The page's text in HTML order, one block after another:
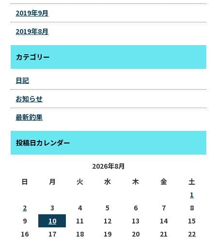
2019年9月
2019年8月
カテゴリー
日記
お知らせ
最新釣果
投稿日カレンダー
2026年8月
日
月 火 水 木 金
土
1
2
3 4 5 6 7
8
9
10 11 12 13 14
15
16
17 18 19 20 21 22